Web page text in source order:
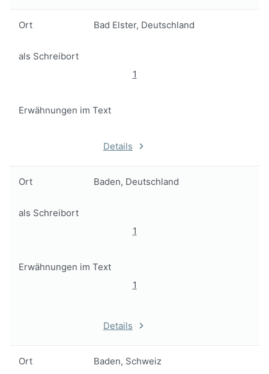
Ort Bad Elster, Deutschland
als Schreibort
1
Erwähnungen im Text
Details
Ort Baden, Deutschland
als Schreibort
1
Erwähnungen im Text
1
Details
Ort Baden, Schweiz